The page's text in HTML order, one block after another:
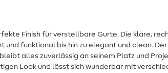
Finish für verstellbare Gurte. Die klare,
und funktional bis hin zu elegant und clean.
alles zuverlässig an seinem Platz und
Look und lässt sich wunderbar mit